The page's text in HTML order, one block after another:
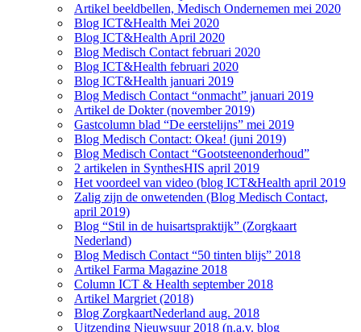
Artikel beeldbellen, Medisch Ondernemen mei 2020
Blog ICT&Health Mei 2020
Blog ICT&Health April 2020
Blog Medisch Contact februari 2020
Blog ICT&Health februari 2020
Blog ICT&Health januari 2019
Blog Medisch Contact “onmacht” januari 2019
Artikel de Dokter (november 2019)
Gastcolumn blad “De eerstelijns” mei 2019
Blog Medisch Contact: Okea! (juni 2019)
Blog Medisch Contact “Gootsteenonderhoud”
2 artikelen in SynthesHIS april 2019
Het voordeel van video (blog ICT&Health april 2019
Zalig zijn de onwetenden (Blog Medisch Contact,
april 2019)
Blog “Stil in de huisartspraktijk” (Zorgkaart
Nederland)
Blog Medisch Contact “50 tinten blijs” 2018
Artikel Farma Magazine 2018
Column ICT & Health september 2018
Artikel Margriet (2018)
Blog ZorgkaartNederland aug. 2018
Uitzending Nieuwsuur 2018 (n.a.v. blog